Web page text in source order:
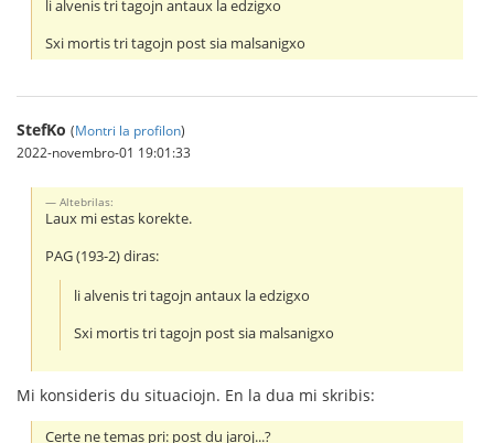
li alvenis tri tagojn antaux la edzigxo
Sxi mortis tri tagojn post sia malsanigxo
StefKo (Montri la profilon)
2022-novembro-01 19:01:33
Altebrilas:
Laux mi estas korekte.
PAG (193-2) diras:
li alvenis tri tagojn antaux la edzigxo
Sxi mortis tri tagojn post sia malsanigxo
Mi konsideris du situaciojn. En la dua mi skribis:
Certe ne temas pri: post du jaroj...?